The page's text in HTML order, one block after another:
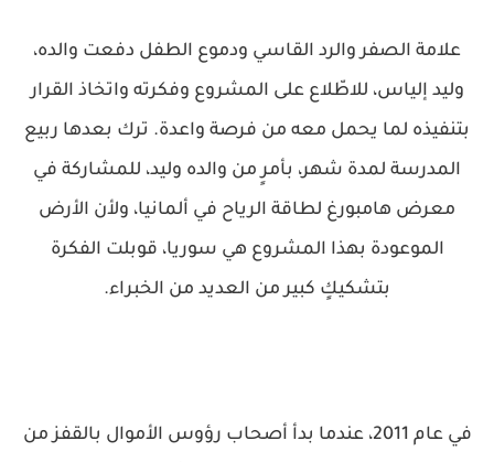
علامة الصفر والرد القاسي ودموع الطفل دفعت والده،
وليد إلياس، للاطّلاع على المشروع وفكرته واتخاذ القرار
بتنفيذه لما يحمل معه من فرصة واعدة. ترك بعدها ربيع
المدرسة لمدة شهر، بأمرٍ من والده وليد، للمشاركة في
معرض هامبورغ لطاقة الرياح في ألمانيا، ولأن الأرض
الموعودة بهذا المشروع هي سوريا، قوبلت الفكرة
بتشكيكٍ كبير من العديد من الخبراء.
في عام 2011، عندما بدأ أصحاب رؤوس الأموال بالقفز من